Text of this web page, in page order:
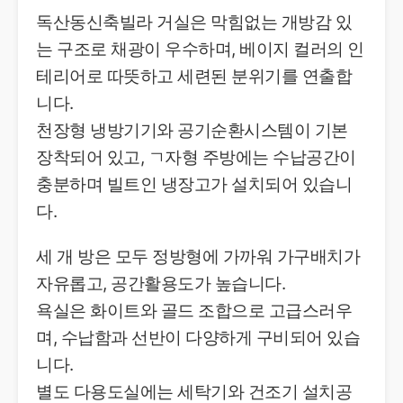
독산동신축빌라 거실은 막힘없는 개방감 있
는 구조로 채광이 우수하며, 베이지 컬러의 인
테리어로 따뜻하고 세련된 분위기를 연출합
니다.
천장형 냉방기기와 공기순환시스템이 기본
장착되어 있고, ㄱ자형 주방에는 수납공간이
충분하며 빌트인 냉장고가 설치되어 있습니
다.
세 개 방은 모두 정방형에 가까워 가구배치가
자유롭고, 공간활용도가 높습니다.
욕실은 화이트와 골드 조합으로 고급스러우
며, 수납함과 선반이 다양하게 구비되어 있습
니다.
별도 다용도실에는 세탁기와 건조기 설치공